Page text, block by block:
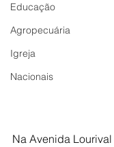
Educação
Agropecuária
Igreja
Nacionais
Na Avenida